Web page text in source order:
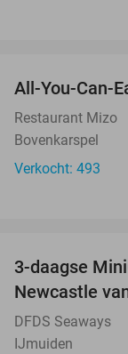
All-You-Can-
Restaurant Mizo
Bovenkarspel
Verkocht: 493
3-daagse
Newcastle
DFDS Seaways
IJmuiden